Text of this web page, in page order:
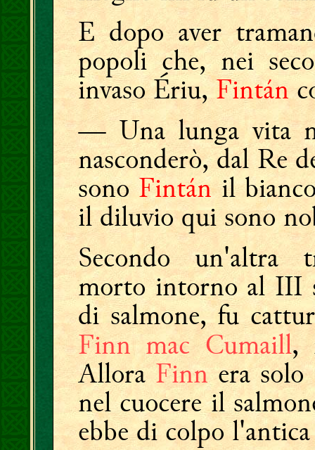
E dopo aver
popoli che, nei
invaso Ériu,Fintán
— Una lunga vita
nasconderò, dal Re
sono Fintánil
il diluvio qui sono
Secondo un'altra
morto intorno al III
di salmone, fu
Finn mac Cumaill,
AlloraFinnera
nel cuocere il
ebbe di colpo